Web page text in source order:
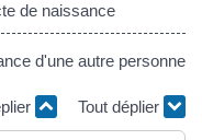
de naissance
d'une autre personne
Tout déplier